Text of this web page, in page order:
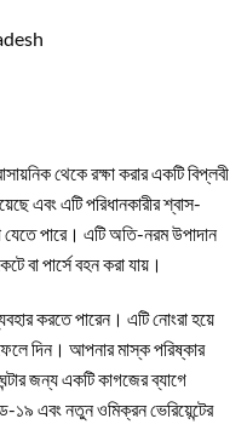
থেকে রক্ষা করার একটি বিপ্লবী
এবং এটি পরিধানকারীর শ্বাস-
যেতে পারে। এটি অতি-নরম উপাদান
বা পার্সে বহন করা যায়।
করতে পারেন। এটি নোংরা হয়ে
দিন। আপনার মাস্ক পরিষ্কার
জন্য একটি কাগজের ব্যাগে
এবং নতুন ওমিক্রন ভেরিয়েন্টের